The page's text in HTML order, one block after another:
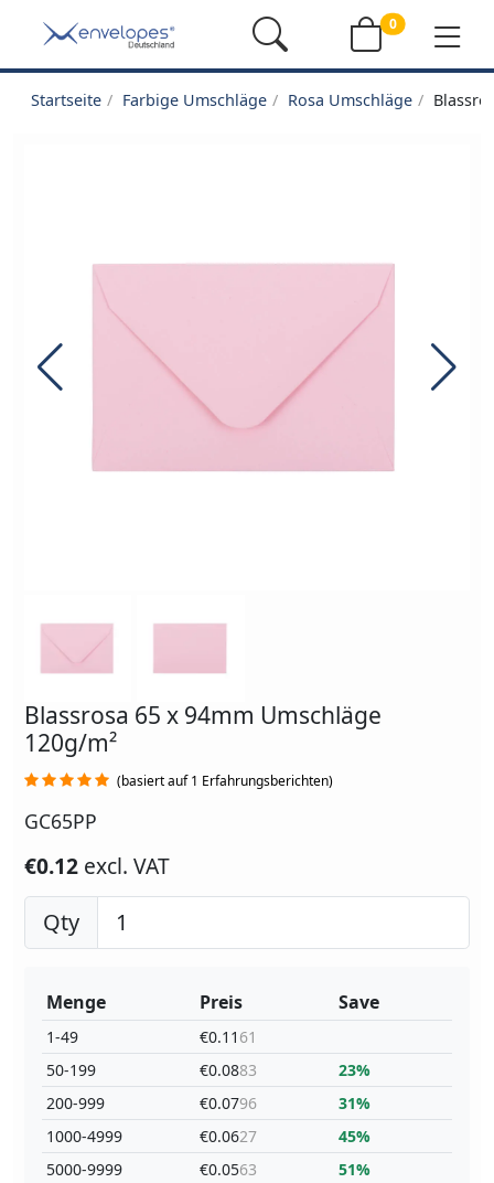
0
Startseite Farbige Umschläge Rosa Umschläge
Blassrosa 65 x 94mm Umschläge
120g/m²
(basiert auf 1 Erfahrungsberichten)
GC65PP
€0.12 excl. VAT
Qty
Menge
1-49
50-199
200-999
1000-4999
5000-9999
Preis
€0.11 61
€0.0883
€0.0796
€0.0627
€0.0563
Save
23%
31%
45%
51%